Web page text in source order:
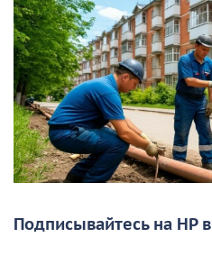
Подписывайтесь на НР в